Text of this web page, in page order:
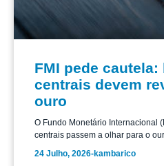
FMI pede cautela:
centrais devem
ouro
O Fundo Monetário Internacional
centrais passem a olhar para o
24 Julho, 2026-kambarico